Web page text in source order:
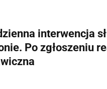
interwencja
Po zgłoszeniu